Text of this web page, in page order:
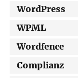
WordPress
WPML
Wordfence
Complianz